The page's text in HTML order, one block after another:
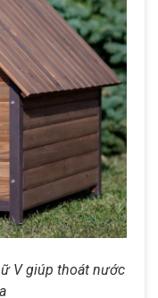
V giúp thoát nước